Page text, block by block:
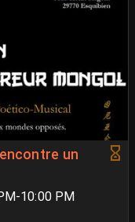
un
10:00 PM